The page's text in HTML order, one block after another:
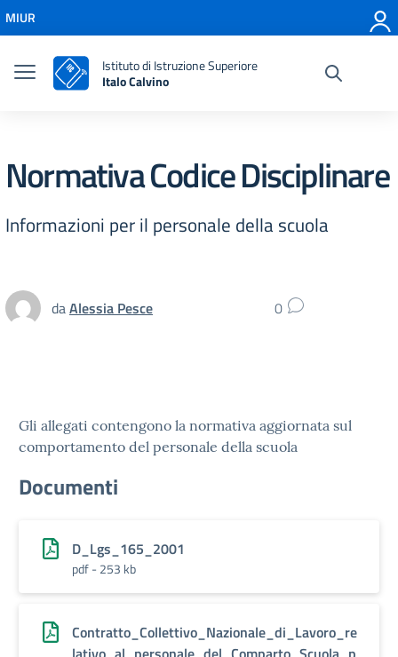
Vai al menu di navigazione
Vai al footer
MIUR
Istituto di Istruzione Superiore
Italo Calvino
Normativa Codice Disciplinare
Informazioni per il personale della scuola
daAlessia Pesce 0
Gli allegati contengono la normativa aggiornata sul
comportamento del personale della scuola
Documenti
D_Lgs_165_2001
pdf - 253 kb
Contratto_Collettivo_Nazionale_di_Lavoro_re